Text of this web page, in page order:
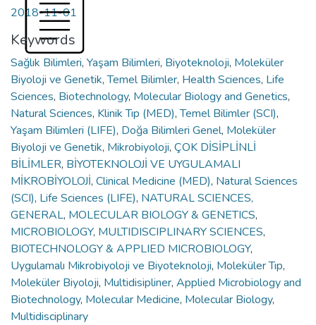
2018-11-01
Keywords
Sağlık Bilimleri, Yaşam Bilimleri, Biyoteknoloji, Moleküler
Biyoloji ve Genetik,Temel Bilimler, Health Sciences, Life
Sciences, Biotechnology, Molecular Biology and Genetics,
Natural Sciences, Klinik Tıp (MED),Temel Bilimler (SCI),
Yaşam Bilimleri (LIFE), Doğa Bilimleri Genel, Moleküler
Biyoloji ve Genetik, Mikrobiyoloji, ÇOK DİSİPLİNLİ
BİLİMLER, BİYOTEKNOLOJİ VE UYGULAMALI
MİKROBİYOLOJİ, Clinical Medicine (MED), Natural Sciences
(SCI), Life Sciences (LIFE), NATURAL SCIENCES,
GENERAL, MOLECULAR BIOLOGY & GENETICS,
MICROBIOLOGY, MULTIDISCIPLINARY SCIENCES,
BIOTECHNOLOGY & APPLIED MICROBIOLOGY,
Uygulamalı Mikrobiyoloji ve Biyoteknoloji, Moleküler Tıp,
Moleküler Biyoloji, Multidisipliner, Applied Microbiology and
Biotechnology, Molecular Medicine, Molecular Biology,
Multidisciplinary